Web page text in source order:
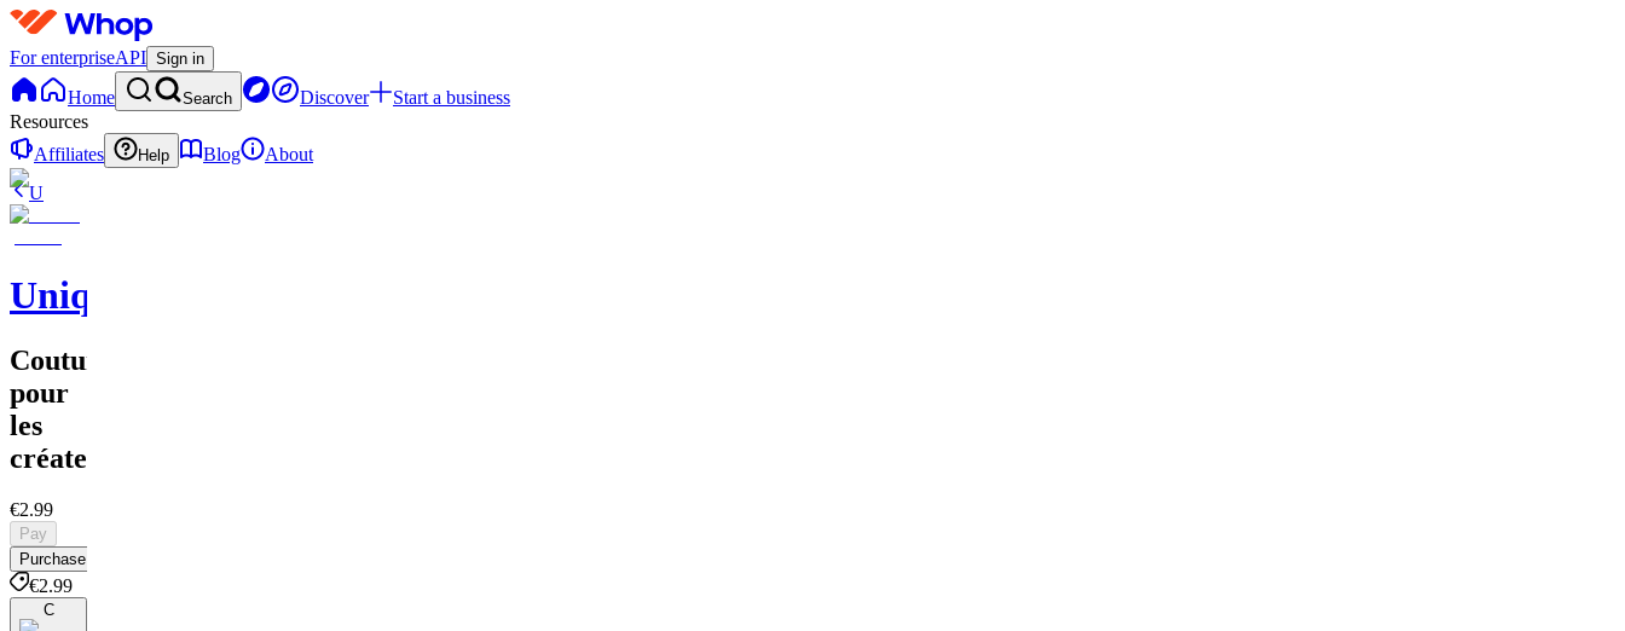
For enterpriseAPI Sign in
Home Search Discover
Start a business
Resources
Affiliates
Help Blog
About
U
UniqueEnCouture
Couture
pour
les
créateurs
€2.99
Pay
Purchase
€2.99
C